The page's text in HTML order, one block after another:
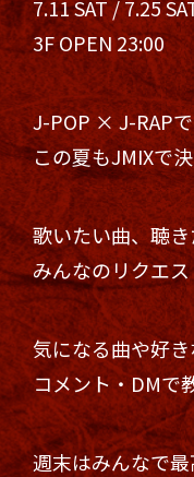
7.11 SAT / 7.25
3F OPEN 23:00
J-POP × J-RAP
この夏もJMIXで
歌いたい曲、聴
みんなのリクエ
気になる曲や好
コメント・DMで
週末はみんなで